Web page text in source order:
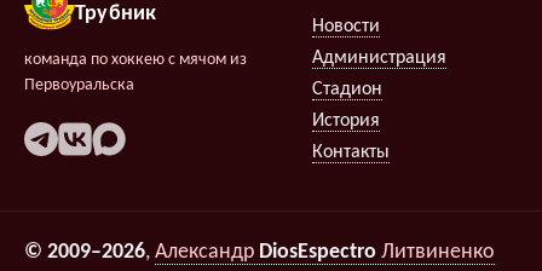
Трубник
команда по хоккею с мячом из
Первоуральска
Новости
Администрация
Стадион
История
Контакты
© 2009–2026, Александр DiosEspectro Литвиненко